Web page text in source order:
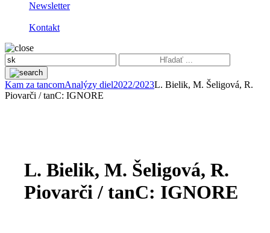
Newsletter
Kontakt
Kam za tancomAnalýzy diel2022/2023L. Bielik, M. Šeligová, R.
Piovarči / tanC: IGNORE
L. Bielik, M. Šeligová, R.
Piovarči / tanC: IGNORE